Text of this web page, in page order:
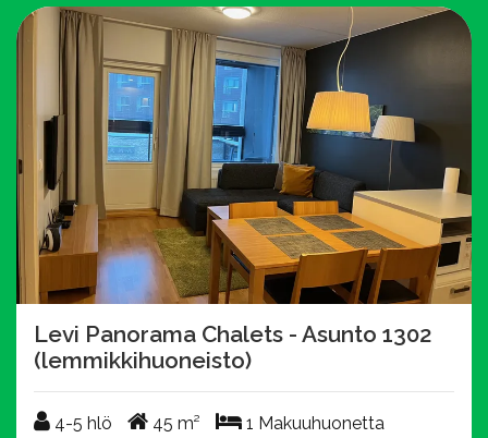
Levi Panorama Chalets - Asunto 1302
(lemmikkihuoneisto)
4-5 hlö
4-5 hlö 45 m²
45 m² 1 Makuuhuonetta
1 Makuuhuonetta